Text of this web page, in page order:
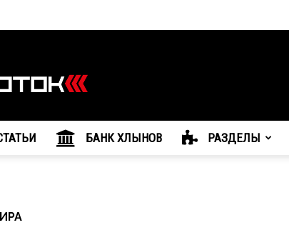
БАНК ХЛЫНОВ РАЗДЕЛЫ